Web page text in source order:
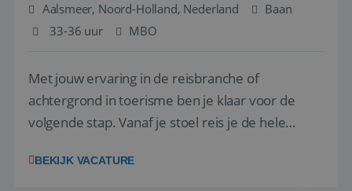
Aalsmeer, Noord-Holland, Nederland
Baan
33-36 uur
MBO
Met jouw ervaring in de reisbranche of
achtergrond in toerisme ben je klaar voor de
volgende stap. Vanaf je stoel reis je de hele
wensen van je team, je klant en wat er in de
BEKIJK VACATURE